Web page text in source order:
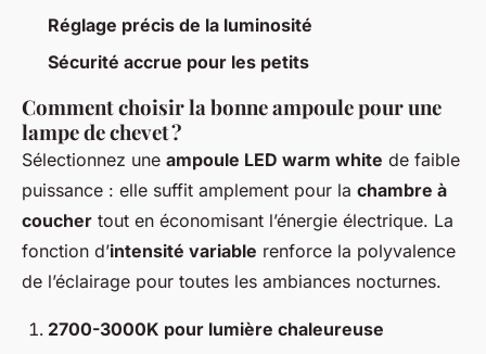
Réglage précis de la luminosité
Sécurité accrue pour les petits
Comment choisir la bonne ampoule pour une
lampe de chevet ?
Sélectionnez une ampoule LED warm white de faible
puissance : elle suffit amplement pour la chambre à
coucher tout en économisant l’énergie électrique. La
fonction d’intensité variable renforce la polyvalence
de l’éclairage pour toutes les ambiances nocturnes.
2700-3000K pour lumière chaleureuse